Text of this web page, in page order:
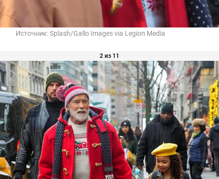
Источник:Splash/Gallo Images via Legion Media
2 из 11